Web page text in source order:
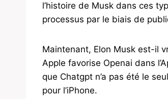
l’histoire de Musk dans ces
processus par le biais de
Maintenant, Elon Musk est-il
Apple favorise Openai dans
que Chatgpt n’a pas été le
pour l’iPhone.